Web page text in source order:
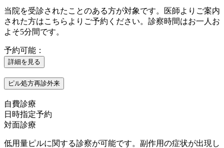
当院を受診されたことのある方が対象です。医師よりご案内
された方はこちらよりご予約ください。診察時間はお一人お
よそ5分間です。
予約可能：
詳細を見る
ピル処方再診外来
自費診療
日時指定予約
対面診療
低用量ピルに関する診察が可能です。副作用の症状が出現し